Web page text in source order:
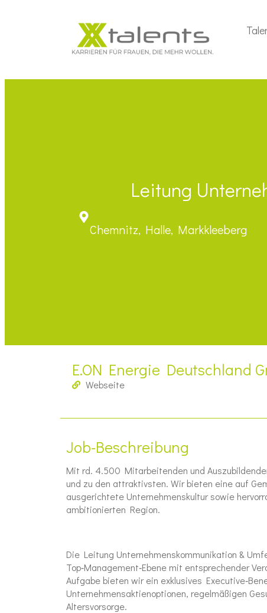
Leitung
Chemnitz, Halle, Markkleeberg
E.ON Energie Deutschland
Webseite
Job-Beschreibung
Mit rd. 4.500 Mitarbeitenden und
und zu den attraktivsten. Wir bieten eine auf
ausgerichtete Unternehmenskultur sowie
ambitionierten Region.
Die Leitung Unternehmenskommunikation &
Top‑Management‑Ebene mit entsprechender
Aufgabe bieten wir ein exklusives
Unternehmensaktienoptionen, regelmäßigen
Altersvorsorge.